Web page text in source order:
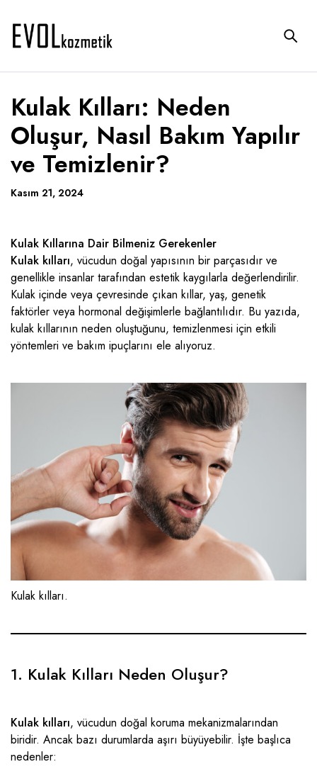
Kulak Kılları: Neden
Oluşur, Nasıl Bakım Yapılır
ve Temizlenir?
Kasım 21, 2024
Kulak Kıllarına Dair Bilmeniz Gerekenler
Kulak kılları, vücudun doğal yapısının bir parçasıdır ve
genellikle insanlar tarafından estetik kaygılarla değerlendirilir.
Kulak içinde veya çevresinde çıkan kıllar, yaş, genetik
faktörler veya hormonal değişimlerle bağlantılıdır. Bu yazıda,
kulak kıllarının neden oluştuğunu, temizlenmesi için etkili
yöntemleri ve bakım ipuçlarını ele alıyoruz.
Kulak kılları.
1. Kulak Kılları Neden Oluşur?
Kulak kılları, vücudun doğal koruma mekanizmalarından
biridir. Ancak bazı durumlarda aşırı büyüyebilir. İşte başlıca
nedenler: